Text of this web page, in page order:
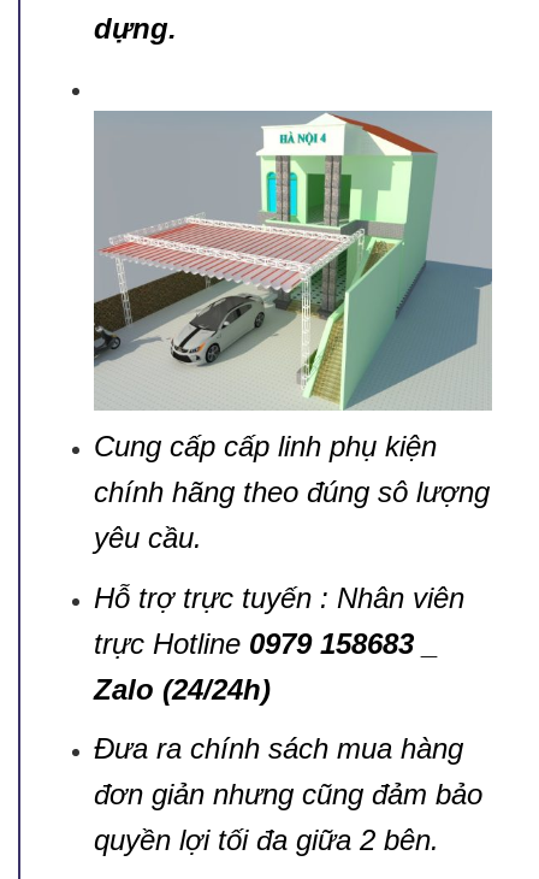
dựng.
Cung cấp cấp linh phụ kiện
chính hãng theo đúng sô lượng
yêu cầu.
Hỗ trợ trực tuyến : Nhân viên
trực Hotline 0979 158683 _
Zalo (24/24h)
Đưa ra chính sách mua hàng
đơn giản nhưng cũng đảm bảo
quyền lợi tối đa giữa 2 bên.